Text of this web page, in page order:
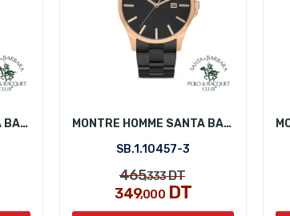
MONTRE HOMME SANTA BARBARA POLO SB.1.10173-6
MONTRE HOMME SANTA BARBARA POLO SB.1.10457-3
SB.1.10457-3
465,333DT
349,000DT